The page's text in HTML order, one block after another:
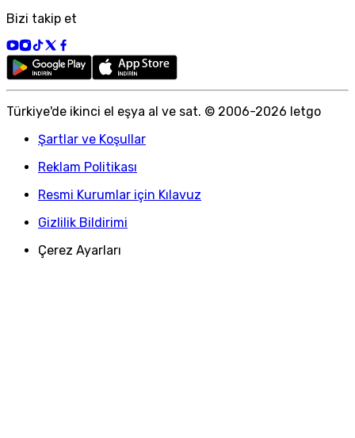
Bizi takip et
Türkiye'de ikinci el eşya al ve sat. © 2006-2026 letgo
Şartlar ve Koşullar
Reklam Politikası
Resmi Kurumlar için Kılavuz
Gizlilik Bildirimi
Çerez Ayarları